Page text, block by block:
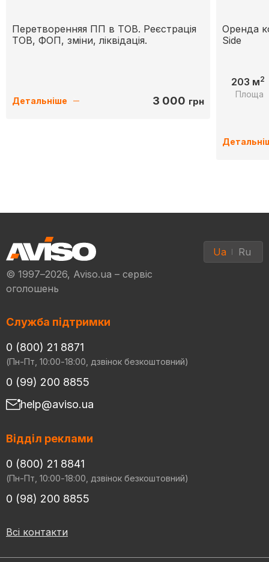
Перетворенняя ПП в ТОВ. Реєстрація
ТОВ, ФОП, зміни, ліквідація.
Детальніше 3 000 грн
Оренда
Side
203 м2
Площа
© 1997–2026, Aviso.ua – сервіс
оголошень
Ua Ru
Служба підтримки
0 (800) 21 8871
(Пн-Пт, 10:00-18:00, дзвінок безкоштовний)
0 (99) 200 8855
help@aviso.ua
Відділ реклами
0 (800) 21 8841
(Пн-Пт, 10:00-18:00, дзвінок безкоштовний)
0 (98) 200 8855
Всі контакти